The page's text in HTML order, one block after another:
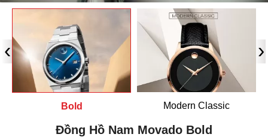
Bold Modern Classic
‹ ›
Đồng Hồ Nam Movado Bold